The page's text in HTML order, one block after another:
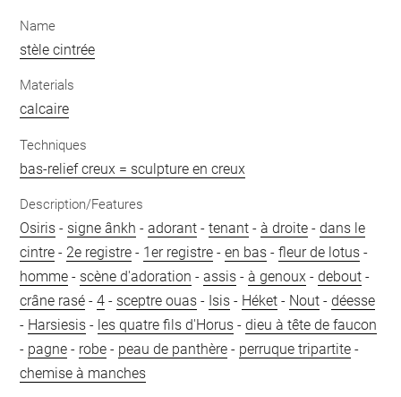
Name
stèle cintrée
Materials
calcaire
Techniques
bas-relief creux = sculpture en creux
Description/Features
Osiris - signe ânkh -adorant -tenant -à droite -dans le
cintre - 2e registre - 1er registre -en bas -fleur de lotus -
homme - scène d'adoration -assis -à genoux -debout -
crâne rasé -4 - sceptre ouas - Isis - Héket - Nout -déesse
- Harsiesis - les quatre fils d'Horus -dieu à tête de faucon
- pagne - robe - peau de panthère - perruque tripartite -
chemise à manches